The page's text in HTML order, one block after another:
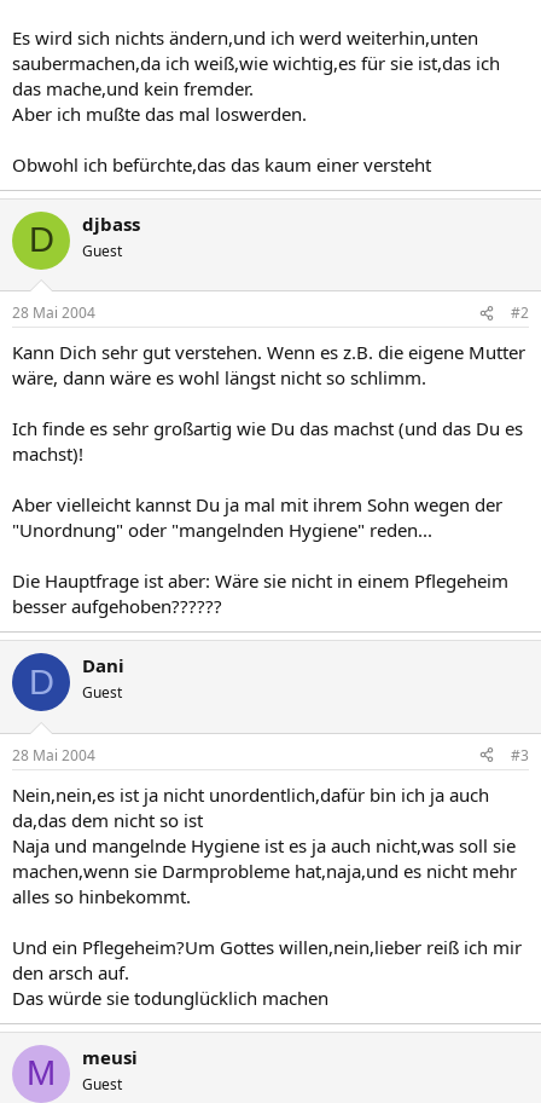
Es wird sich nichts ändern,und ich werd weiterhin,unten
saubermachen,da ich weiß,wie wichtig,es für sie ist,das ich
das mache,und kein fremder.
Aber ich mußte das mal loswerden.
Obwohl ich befürchte,das das kaum einer versteht
D djbass
Guest
28 Mai 2004 #2
Kann Dich sehr gut verstehen. Wenn es z.B. die eigene Mutter
wäre, dann wäre es wohl längst nicht so schlimm.
Ich finde es sehr großartig wie Du das machst (und das Du es
machst)!
Aber vielleicht kannst Du ja mal mit ihrem Sohn wegen der
"Unordnung" oder "mangelnden Hygiene" reden...
Die Hauptfrage ist aber: Wäre sie nicht in einem Pflegeheim
besser aufgehoben??????
D Dani
Guest
28 Mai 2004 #3
Nein,nein,es ist ja nicht unordentlich,dafür bin ich ja auch
da,das dem nicht so ist
Naja und mangelnde Hygiene ist es ja auch nicht,was soll sie
machen,wenn sie Darmprobleme hat,naja,und es nicht mehr
alles so hinbekommt.
Und ein Pflegeheim?Um Gottes willen,nein,lieber reiß ich mir
den arsch auf.
Das würde sie todunglücklich machen
M meusi
Guest